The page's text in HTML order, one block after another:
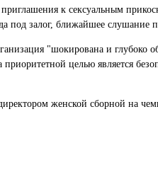
к сексуальным
под залог, ближайшее слушание
"шокирована и глубоко
целью является
женской сборной на